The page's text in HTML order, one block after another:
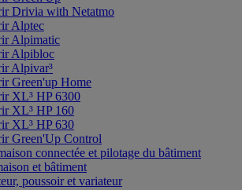
Drivia with Netatmo
Alptec
Alpimatic
Alpibloc
Alpivar³
Green'up Home
XL³ HP 6300
XL³ HP 160
XL³ HP 630
Green'Up Control
connectée et pilotage du bâtiment
et bâtiment
poussoir et variateur